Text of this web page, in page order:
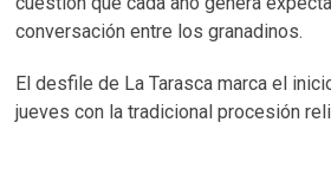
conversación entre los granadinos.
El desfile de La Tarasca marca el
jueves con la tradicional procesión